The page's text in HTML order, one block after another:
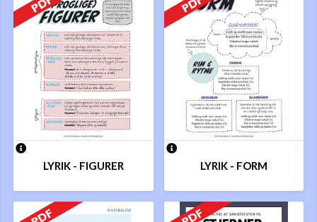
LYRIK - FIGURER LYRIK - FORM